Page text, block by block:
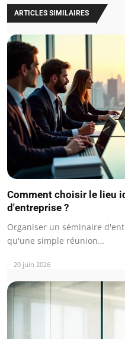
ARTICLES SIMILAIRES
Comment choisir le lieu
d'entreprise ?
Organiser un séminaire
qu'une simple réunion…
20 juin 2026